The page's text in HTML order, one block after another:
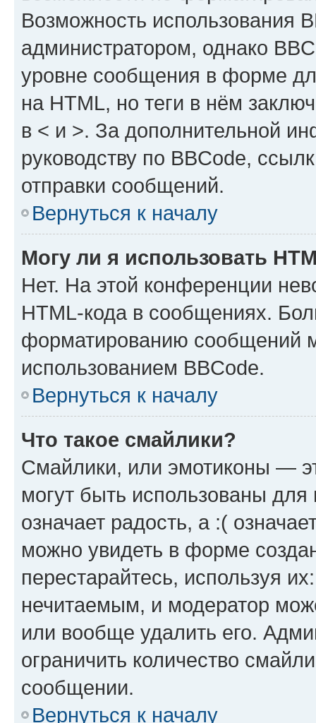
Возможность использования
администратором, однако
уровне сообщения в форме
на HTML, но теги в нём
в < и >. За дополнительной
руководству по BBCode,
отправки сообщений.
Вернуться к началу
Могу ли я использовать
Нет. На этой конференции
HTML-кода в сообщениях.
форматированию сообщений
использованием BBCode.
Вернуться к началу
Что такое смайлики?
Смайлики, или эмотиконы —
могут быть использованы
означает радость, а :(
можно увидеть в форме
перестарайтесь, используя
нечитаемым, и модератор
или вообще удалить его.
ограничить количество
сообщении.
Вернуться к началу